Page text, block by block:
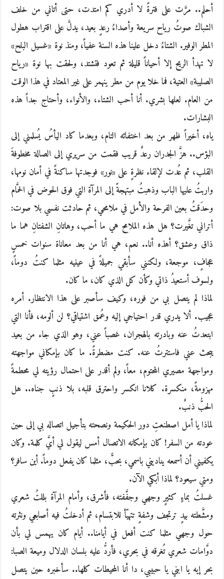
أحلم.. مرَّت على فترةً لا أدري كم امتدت، حتى أتاني من خلف
الشباك صوتُ رياح سريعة وأصداءُ رعدٍ بعيد، يدلَّ على اقتراب هطول
المطر الوفير. الشتاءُ دخل علينا هذه السنة عفياً، ومنذ نوة «غسيل البلح»
لا تهدأ الريح إلا أحياناً قليلة ثم تعود فتشتد، ولحقت بها نوة «رياح
الصليبة» العتية، فما خلا يوم من مطر ينهمر على غير المعتاد في هذا الوقت
من العام. لعلها بشري. أنا أحب الشتاء، والأنواء، وأحتاج جداً هذه
البشارات.
ياه، أخيراً ظهر من بعد اختفائه التام، وبعدما كاد اليأسُ يُسلمني إلى
البؤس.. هزَّ الجدران رعدٌ قريب فقمت من سريري إلى الصالة مخطوفةَ
القلب، ثم عُدت لإلقاء نظرةٍ على «نور» فوجدتها ساكنةً في أمان نومها،
واربتُ عليها الباب وذهبتُ مبتهجةً إلى المرآة التي فوق الحوض في الحمَّام
وحدَقتُ بعين الفرحة والأمل في ملامحي، ثم حادثت نفسي بلا صوت:
أتراني تغَّيرت؟ هل هذه الملامح هي ما أحب، وهاتانِ الشفتانِ هما ما
ذاق وعشق؟ أهذه أنا.. نعم، هي أنا من بعد معاناة سنوات خمسٍ
عجافٍ، موجعة، ولكنني سأبقي جميلةً في عينيه مثلما كنتُ دوماً،
ولسوف أستعيدُ ذاتي وكأن كل الذي كان، ما كان.
لماذا لم يتصل بي من فوره، وكيف سأصبر على هذا الانتظار. أمره
عجيب. ألا يدري قدر احتياجي إليه وعُمق اشتياقي؟ لن ألومه، فأنا التي
ابتعدتُ عنه وبادرته بالهجران، غصباً عني، وهو الذي جاء من بعيد
يبحث عني فاستترتُ عنه. كنت مضطرةً. ما كان بإمكاني مواجهته
ومواجهة مصيري المحتوم، معاً، ولم أقدر على احتمال رؤيته لي محطمةً
مهزومةً، منكسرة. كلانا انكسر واحترق قلبه، بلا ذنبٍ جناه.. هل
الحبُّ ذنبٌ.
لماذا يا أمل اصطنعتِ دور الحكيمة ونصحته بتأجيل اتصاله بي إلى حين
عودته من السفر! كان بإمكانه الاتصال أمس ليقول لي أيَّ كلمة. وكان
يكفيني أن أسمعه يناديني باسمي، بحبًّ، مثلما كان يفعل دوماً. أين سافر؟
ومتي سيعود؟ لماذا أبكي الآن.
غسلتُ بماءٍ كثيرٍ وجهي وجفَّفته، فأشرق، وأمام المرآة بللتُ شعري
ومشَّطته بيدٍ ترتجف وشفةٍ تتهيّأ للابتسام، ثم أدخلتُ فيه أصابعي ونثرته
حول وجهي مثلما كنت أفعل في أيامنا.. أيام كان يهمس لي بأن
دوَّامات شعري تُغرقه في بحري، فأردُّ عليه بلسان الدلال وميعة الصبا:
بحر إيه يا ابني يا حبيبي، دا أنا المحيطات كلها.. سأخبره حين يتصل